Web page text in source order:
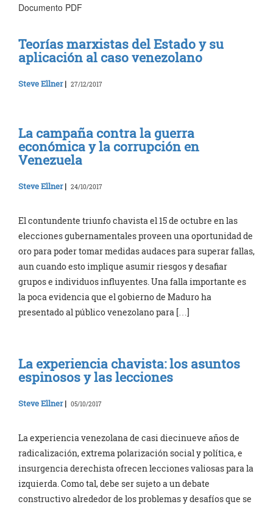
Documento PDF
Teorías marxistas del Estado y su
aplicación al caso venezolano
Steve Ellner| 27/12/2017
La campaña contra la guerra
económica y la corrupción en
Venezuela
Steve Ellner| 24/10/2017
El contundente triunfo chavista el 15 de octubre en las
elecciones gubernamentales proveen una oportunidad de
oro para poder tomar medidas audaces para superar fallas,
aun cuando esto implique asumir riesgos y desafiar
grupos e individuos influyentes. Una falla importante es
la poca evidencia que el gobierno de Maduro ha
presentado al público venezolano para […]
La experiencia chavista: los asuntos
espinosos y las lecciones
Steve Ellner| 05/10/2017
La experiencia venezolana de casi diecinueve años de
radicalización, extrema polarización social y política, e
insurgencia derechista ofrecen lecciones valiosas para la
izquierda. Como tal, debe ser sujeto a un debate
constructivo alrededor de los problemas y desafíos que se